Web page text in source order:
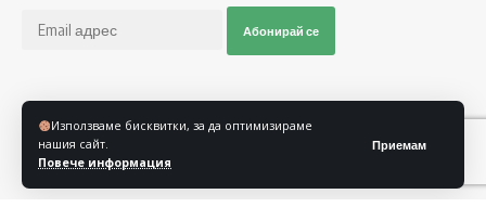
Използваме бисквитки, за да оптимизираме
нашия сайт.
Повече информация
Приемам
Абонирай се
Последвайте ни